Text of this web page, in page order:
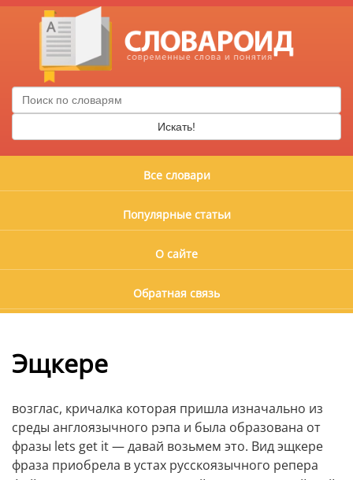
Искать!
Все словари
Популярные статьи
О сайте
Обратная связь
Эщкере
возглас, кричалка которая пришла изначально из
среды англоязычного рэпа и была образована от
фразы lets get it — давай возьмем это. Вид эщкере
фраза приобрела в устах русскоязычного репера